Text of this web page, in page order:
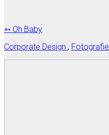
➳ Oh Baby
Corporate Design , Fotografie